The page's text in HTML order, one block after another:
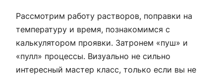
Рассмотрим работу растворов, поправки на
температуру и время, познакомимся с
калькулятором проявки. Затронем «пуш» и
«пулл» процессы. Визуально не сильно
интересный мастер класс, только если вы не